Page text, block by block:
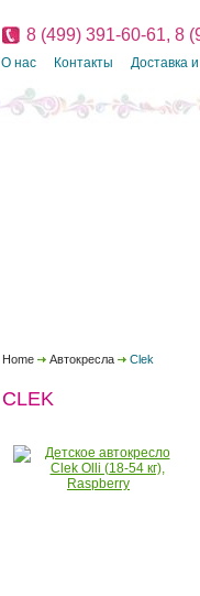
8 (499) 391-60-61, 8
О нас Контакты Доставка
Home Автокресла Clek
CLEK